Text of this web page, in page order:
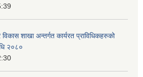
विकास शाखा अन्तर्गत कार्यरत प्राविधिकहरुको
२०८०